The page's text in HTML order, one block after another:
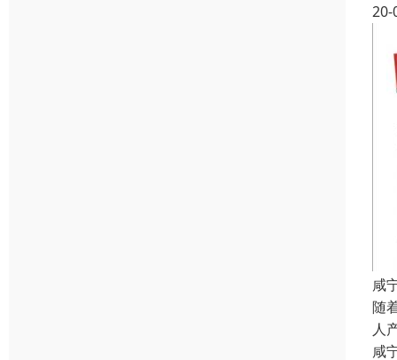
20-
咸
随
人
咸